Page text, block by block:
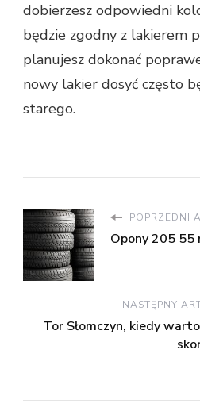
dobierzesz odpowiedni
będzie zgodny z lakierem
planujesz dokonać
nowy lakier dosyć często
starego.
POPRZEDNI
Opony 205
NASTĘPNY
Tor Słomczyn, kiedy